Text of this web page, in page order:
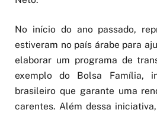
No início do ano passado,
estiveram no país árabe para
elaborar um programa de
exemplo do Bolsa Família,
brasileiro que garante uma
carentes. Além dessa